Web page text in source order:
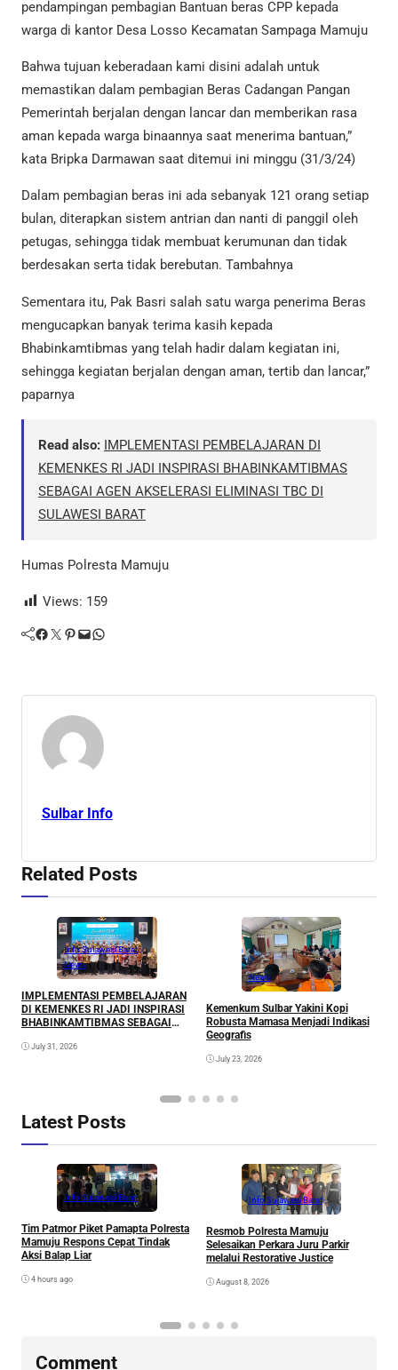
pendampingan pembagian Bantuan beras CPP kepada
warga di kantor Desa Losso Kecamatan Sampaga Mamuju
Bahwa tujuan keberadaan kami disini adalah untuk
memastikan dalam pembagian Beras Cadangan Pangan
Pemerintah berjalan dengan lancar dan memberikan rasa
aman kepada warga binaannya saat menerima bantuan,”
kata Bripka Darmawan saat ditemui ini minggu (31/3/24)
Dalam pembagian beras ini ada sebanyak 121 orang setiap
bulan, diterapkan sistem antrian dan nanti di panggil oleh
petugas, sehingga tidak membuat kerumunan dan tidak
berdesakan serta tidak berebutan. Tambahnya
Sementara itu, Pak Basri salah satu warga penerima Beras
mengucapkan banyak terima kasih kepada
Bhabinkamtibmas yang telah hadir dalam kegiatan ini,
sehingga kegiatan berjalan dengan aman, tertib dan lancar,”
paparnya
Read also: IMPLEMENTASI PEMBELAJARAN DI
KEMENKES RI JADI INSPIRASI BHABINKAMTIBMAS
SEBAGAI AGEN AKSELERASI ELIMINASI TBC DI
SULAWESI BARAT
Humas Polresta Mamuju
Views: 159
Facebook Twitter Pinterest Mail WhatsApp
Sulbar Info
Related Posts
Info Sulawesi Barat
News
IMPLEMENTASI PEMBELAJARAN
DI KEMENKES RI JADI INSPIRASI
BHABINKAMTIBMAS SEBAGAI
TBC DI SULAWESI BARAT
July 31, 2026
News
Kemenkum Sulbar Yakini Kopi
Robusta Mamasa Menjadi Indikasi
Geografis
July 23, 2026
Latest Posts
Info Sulawesi Barat
Tim Patmor Piket Pamapta Polresta
Mamuju Respons Cepat Tindak
Aksi Balap Liar
4 hours ago
Info Sulawesi Barat
Resmob Polresta Mamuju
Selesaikan Perkara Juru Parkir
melalui Restorative Justice
August 8, 2026
Comment